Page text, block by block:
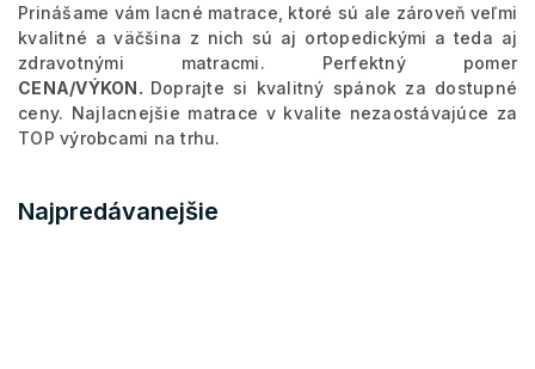
Prinášame vám lacné matrace, ktoré sú ale zároveň veľmi
kvalitné a väčšina z nich sú aj ortopedickými a teda aj
zdravotnými matracmi. Perfektný pomer
CENA/VÝKON. Doprajte si kvalitný spánok za dostupné
ceny. Najlacnejšie matrace v kvalite nezaostávajúce za
TOP výrobcami na trhu.
Najpredávanejšie